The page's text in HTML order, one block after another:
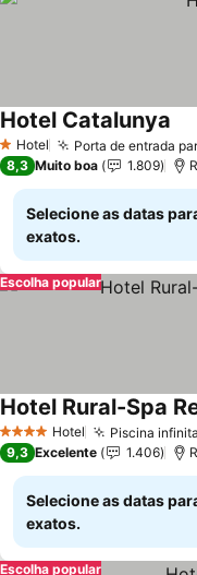
1 Estrelas
Hotel Porta de entrada
Hotel Catalunya
8,3 Muito boa 1.809
Selecione as datas
exatos.
Escolha popular
4 EstrelasHotel Piscina
Hotel Rural-Spa
9,3 Excelente 1.406
Selecione as datas
exatos.
Escolha popular